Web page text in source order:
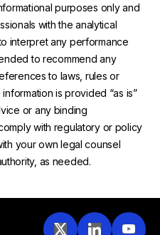
purposes only and
with the analytical
interpret any performance
to recommend any
to laws, rules or
is provided “as is”
or any binding
with regulatory or policy
your own legal counsel
as needed.